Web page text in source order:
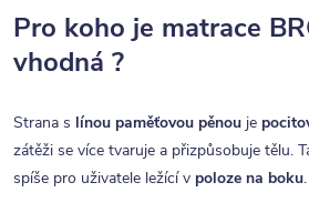
Pro koho je matrace
vhodná ?
Strana s línou paměťovou pěnou je
zátěži se více tvaruje a přizpůsobuje tělu.
spíše pro uživatele ležící v poloze na boku.